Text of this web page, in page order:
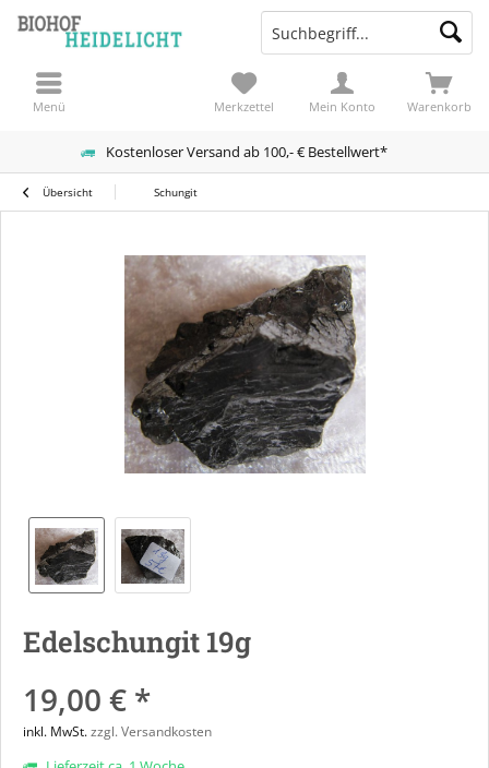
Kostenloser Versand ab 100,- € Bestellwert*
Warenkorb
Merkzettel Mein Konto
Menü
Übersicht Schungit
Edelschungit 19g
19,00 € *
inkl. MwSt.zzgl. Versandkosten